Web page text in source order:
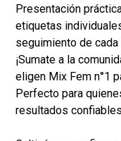
Presentación
etiquetas
seguimiento de cada
¡Sumate a la
eligen Mix Fem n°1
Perfecto para
resultados